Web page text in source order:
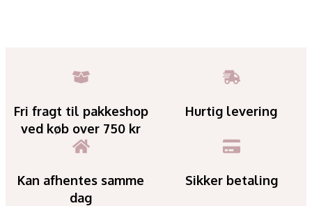
Fri fragt til pakkeshop
ved køb over 750 kr
Hurtig levering
Kan afhentes samme
dag
Sikker betaling